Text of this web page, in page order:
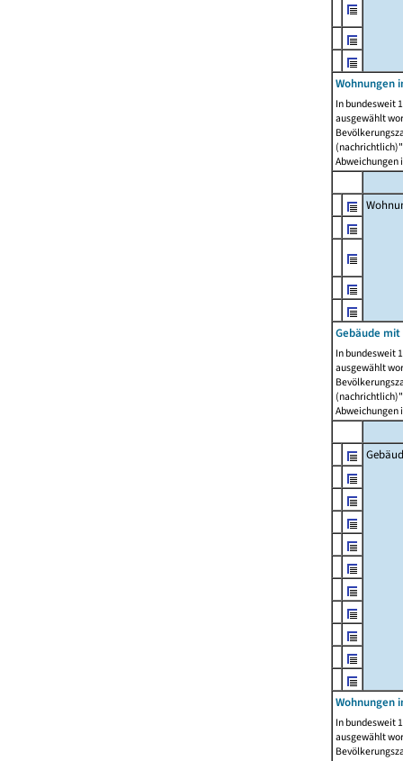
Wohnungen
In bundesweit
ausgewählt
Abweichungen
Gebäude
In bundesweit
ausgewählt
Abweichungen
Wohnungen
In bundesweit
ausgewählt